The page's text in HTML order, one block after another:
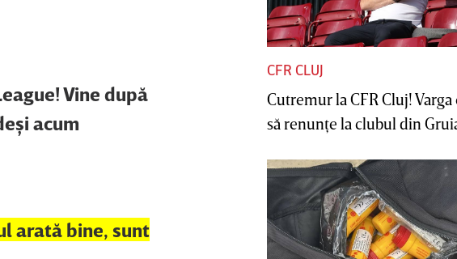
Vine după
acum
arată bine, sunt
CFR CLUJ
Cutremur la CFR Cluj! Varga
să renunţe la clubul din